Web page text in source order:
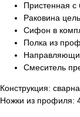
Пристенная с
Раковина
Сифон в
Полка из
Смеситель
Конструкция:
Ножки из профиля: